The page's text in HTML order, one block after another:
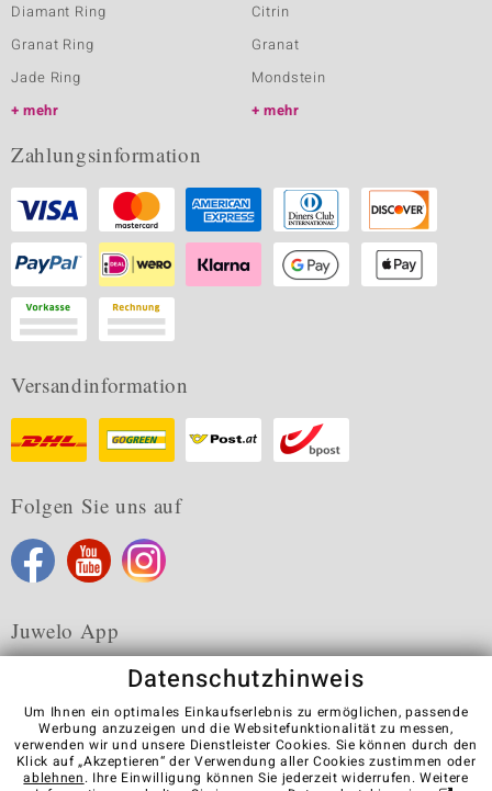
Diamant Ring
Granat Ring
Jade Ring
mehr
Citrin
Granat
Mondstein
mehr
Zahlungsinformation
Versandinformation
Folgen Sie uns auf
Juwelo App
Karriere AGB Datenschutz Cookies
Impressum
Kontakt
Vertrag widerrufen
Datenschutzhinweis
Um Ihnen ein optimales Einkaufserlebnis zu ermöglichen, passende
Werbung anzuzeigen und die Websitefunktionalität zu messen,
verwenden wir und unsere Dienstleister Cookies. Sie können durch den
Klick auf „Akzeptieren“ der Verwendung aller Cookies zustimmen oder
ablehnen. Ihre Einwilligung können Sie jederzeit widerrufen. Weitere